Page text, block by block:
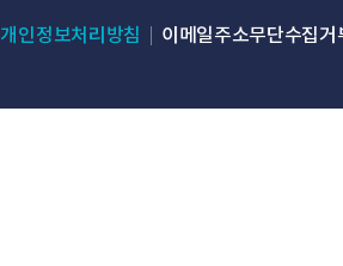
개인정보처리방침 이메일주소무단수집거